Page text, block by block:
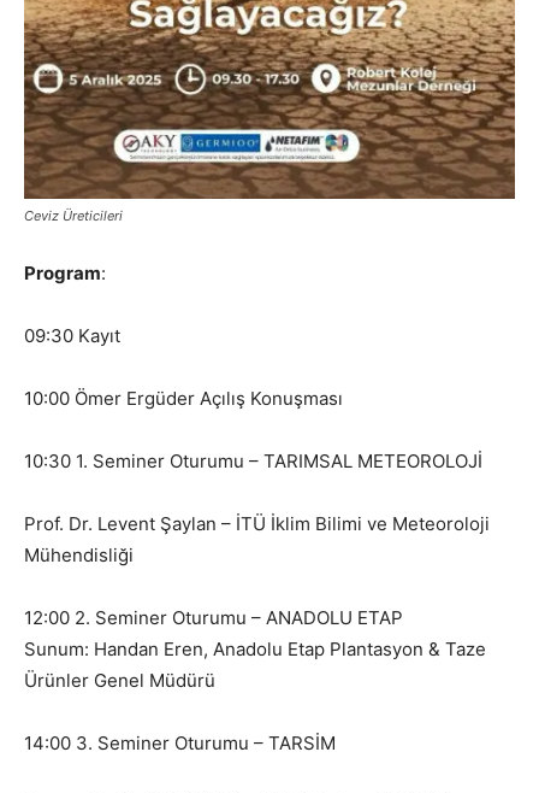
Ceviz Üreticileri
Program:
09:30 Kayıt
10:00 Ömer Ergüder Açılış Konuşması
10:30 1. Seminer Oturumu – TARIMSAL METEOROLOJİ
Prof. Dr. Levent Şaylan – İTÜ İklim Bilimi ve Meteoroloji
Mühendisliği
12:00 2. Seminer Oturumu – ANADOLU ETAP
Sunum: Handan Eren, Anadolu Etap Plantasyon & Taze
Ürünler Genel Müdürü
14:00 3. Seminer Oturumu – TARSİM